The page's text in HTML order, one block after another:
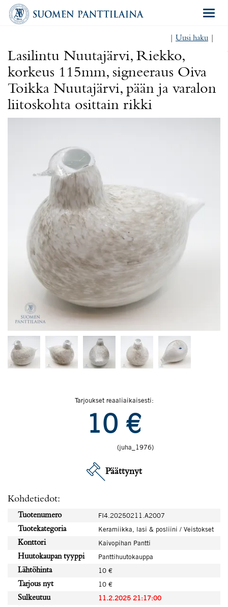
Uusi haku
Lasilintu Nuutajärvi, Riekko,
korkeus 115mm, signeeraus Oiva
Toikka Nuutajärvi, pään ja varalon
liitoskohta osittain rikki
Tarjoukset reaaliaikaisesti:
10 €
(juha_1976)
Päättynyt
Kohdetiedot:
Tuotenumero
FI4.20250211.A2007
Tuotekategoria
Keramiikka, lasi & posliini / Veistokset
Konttori
Kaivopihan Pantti
Huutokaupan tyyppi
Panttihuutokauppa
Lähtöhinta
10 €
Tarjous nyt
10 €
Sulkeutuu
11.2.2025 21:17:00